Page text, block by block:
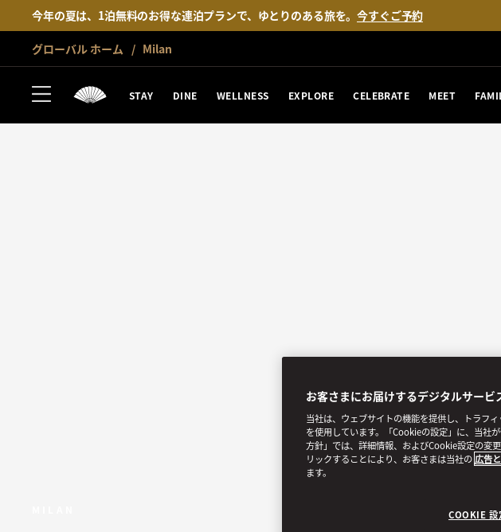
今年の夏は、1泊無料のお得な連泊プランで、ゆとりのある旅を。今すぐご予約
グローバル ホーム Milan
STAY DINE WELLNESS EXPLORE CELEBRATE MEET
お客さまにお届けするデジタルサービ
当社は、ウェブサイトの機能を提供し、トラフ
を使用しています。「Cookieの設定」に、当社
方針」では、詳細情報、およびCookie設定の変
リックすることにより、お客さまは当社の 広告
ます。
COOKIE 設